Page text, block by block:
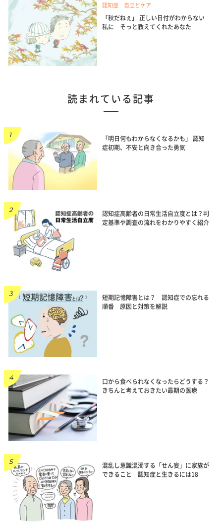
認知症 自立とケア
「秋だねぇ」 正しい日付がわからない
私に そっと教えてくれたあなた
読まれている記事
「明日何もわからなくなるかも」 認知
症初期、不安と向き合った勇気
認知症高齢者の日常生活自立度とは？判
定基準や調査の流れをわかりやすく紹介
短期記憶障害とは？ 認知症での忘れる
順番 原因と対策を解説
口から食べられなくなったらどうする？
きちんと考えておきたい最期の医療
混乱し意識混濁する「せん妄」に家族が
できること 認知症と生きるには18